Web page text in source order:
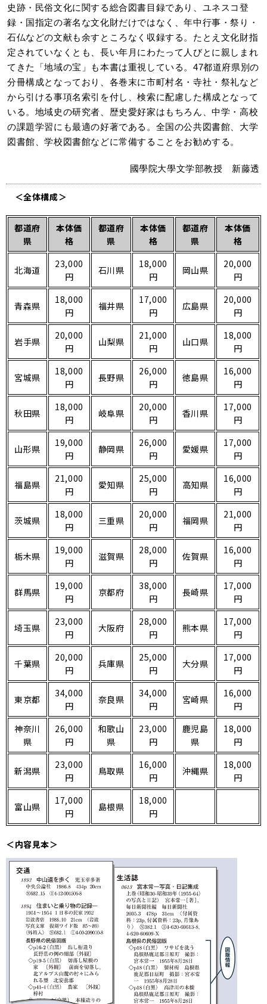
史跡・民俗文化に関する総合図書目録であり、ユネスコ登
録・国指定の著名な文化財だけではなく、年中行事・祭り・
石仏などの文献も余すところなく収録する。たとえ文化財指
定されていなくとも、長い年月にわたって人びとに親しまれ
てきた「地域の宝」も本書は重視している。47都道府県別の
分冊構成となっており、各巻末に市町村名・寺社・祭礼など
から引ける事項名索引を付し、検索に配慮した構成となって
いる。地域史の研究者、歴史愛好家はもちろん、中学・高校
の課題学習にも最適の好著である。全国の公共図書館、大学
図書館、学校図書館などに常備することをお勧めする。
國學院大學文学部教授 新藤透
＜全体構成＞
都道府
県
本体価
格
都道府
県
本体価
格
都道府
県
本体価
格
北海道
23,000
円
石川県
18,000
円
岡山県
20,000
円
青森県
18,000
円
福井県
17,000
円
広島県
20,000
円
岩手県
20,000
円
山梨県
21,000
円
山口県
18,000
円
宮城県
18,000
円
長野県
26,000
円
徳島県
16,000
円
秋田県
18,000
円
岐阜県
20,000
円
香川県
17,000
円
山形県
19,000
円
静岡県
26,000
円
愛媛県
17,000
円
福島県
21,000
円
愛知県
25,000
円
高知県
16,000
円
茨城県
18,000
円
三重県
20,000
円
福岡県
21,000
円
栃木県
19,000
円
滋賀県
28,000
円
佐賀県
16,000
円
群馬県
19,000
円
京都府
38,000
円
長崎県
17,000
円
埼玉県
23,000
円
大阪府
28,000
円
熊本県
17,000
円
千葉県
20,000
円
兵庫県
25,000
円
大分県
17,000
円
東京都
34,000
円
奈良県
34,000
円
宮崎県
16,000
円
神奈川
県
26,000
円
和歌山
県
23,000
円
鹿児島
県
18,000
円
新潟県
23,000
円
鳥取県
16,000
円
沖縄県
18,000
円
富山県
17,000
円
島根県
18,000
円
＜内容見本＞